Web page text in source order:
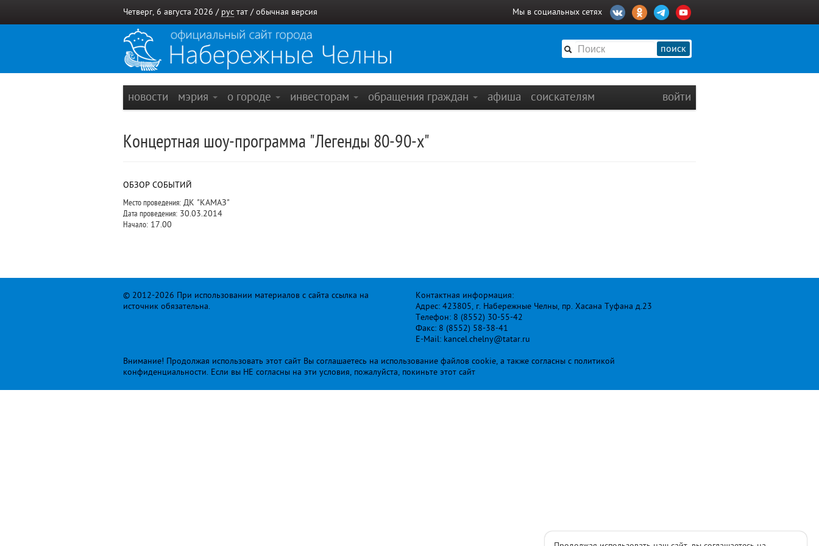
Четверг, 6 августа 2026 / рус тат / обычная версия Мы в социальных сетях
поиск
новости мэрия о городе инвесторам обращения граждан афиша соискателям войти
Концертная шоу-программа "Легенды 80-90-х"
ОБЗОР СОБЫТИЙ
Место проведения: ДК "КАМАЗ"
Дата проведения: 30.03.2014
Начало: 17.00
© 2012-2026 При использовании материалов с сайта ссылка на
источник обязательна.
Контактная информация:
Адрес: 423805, г. Набережные Челны, пр. Хасана Туфана д.23
Телефон: 8 (8552) 30-55-42
Факс: 8 (8552) 58-38-41
E-Mail: kancel.chelny@tatar.ru
Внимание! Продолжая использовать этот сайт Вы соглашаетесь на использование файлов cookie, а также согласны с политикой
конфиденциальности. Если вы НЕ согласны на эти условия, пожалуйста, покиньте этот сайт